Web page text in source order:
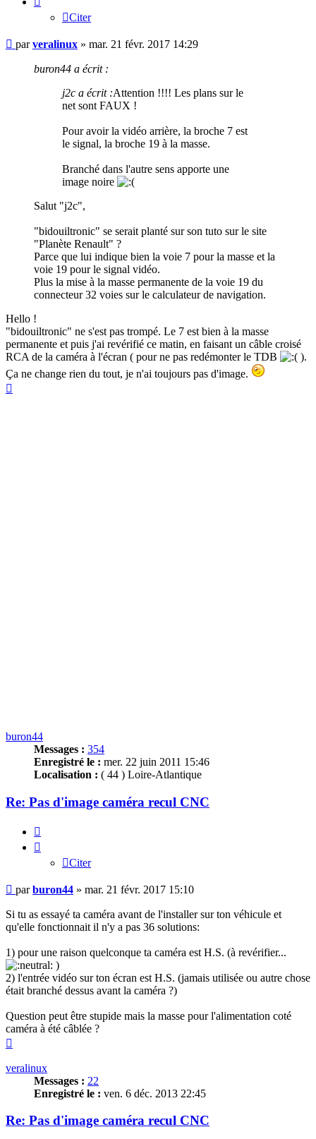
Citer
Message
parveralinux » mar. 21 févr. 2017 14:29
buron44 a écrit :
j2c a écrit :Attention !!!! Les plans sur le
net sont FAUX !
Pour avoir la vidéo arrière, la broche 7 est
le signal, la broche 19 à la masse.
Branché dans l'autre sens apporte une
image noire
Salut "j2c",
"bidouiltronic" se serait planté sur son tuto sur le site
"Planète Renault" ?
Parce que lui indique bien la voie 7 pour la masse et la
voie 19 pour le signal vidéo.
Plus la mise à la masse permanente de la voie 19 du
connecteur 32 voies sur le calculateur de navigation.
Hello !
"bidouiltronic" ne s'est pas trompé. Le 7 est bien à la masse
permanente et puis j'ai revérifié ce matin, en faisant un câble croisé
RCA de la caméra à l'écran ( pour ne pas redémonter le TDB
).
Ça ne change rien du tout, je n'ai toujours pas d'image.
buron44
Messages : 354
Enregistré le : mer. 22 juin 2011 15:46
Localisation : ( 44 ) Loire-Atlantique
Re: Pas d'image caméra recul CNC
Citer
Message
parburon44 » mar. 21 févr. 2017 15:10
Si tu as essayé ta caméra avant de l'installer sur ton véhicule et
qu'elle fonctionnait il n'y a pas 36 solutions:
1) pour une raison quelconque ta caméra est H.S. (à revérifier...
)
2) l'entrée vidéo sur ton écran est H.S. (jamais utilisée ou autre chose
était branché dessus avant la caméra ?)
Question peut être stupide mais la masse pour l'alimentation coté
caméra à été câblée ?
veralinux
Messages : 22
Enregistré le : ven. 6 déc. 2013 22:45
Re: Pas d'image caméra recul CNC